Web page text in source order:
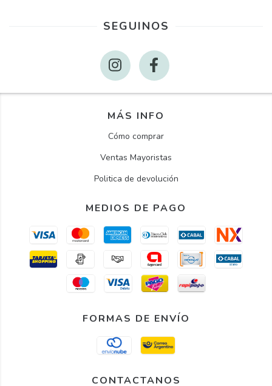
SEGUINOS
MÁS INFO
Cómo comprar
Ventas Mayoristas
Politica de devolución
MEDIOS DE PAGO
FORMAS DE ENVÍO
CONTACTANOS